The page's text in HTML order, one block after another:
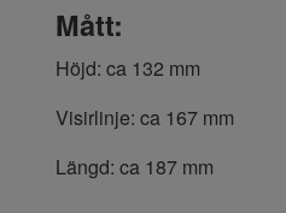
Mått:
Höjd: ca 132 mm
Visirlinje: ca 167 mm
Längd: ca 187 mm